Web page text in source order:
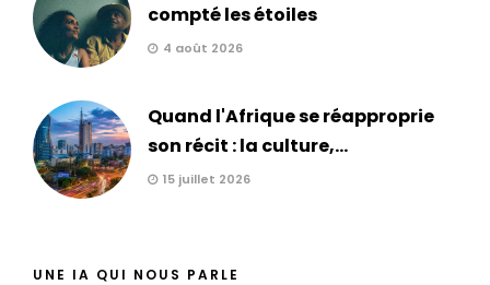
compté les étoiles
4 août 2026
Quand l'Afrique se réapproprie
son récit : la culture,...
15 juillet 2026
UNE IA QUI NOUS PARLE